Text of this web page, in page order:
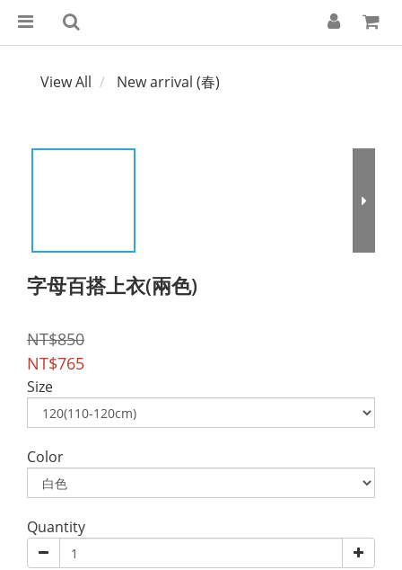
View All New arrival (春)
字母百搭上衣(兩色)
NT$850
NT$765
Size
Color
Quantity